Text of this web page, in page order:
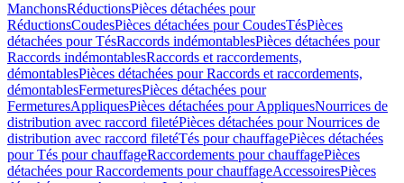
ManchonsRéductionsPièces détachées pour
RéductionsCoudesPièces détachées pour CoudesTésPièces
détachées pour TésRaccords indémontablesPièces détachées pour
Raccords indémontablesRaccords et raccordements,
démontablesPièces détachées pour Raccords et raccordements,
démontablesFermeturesPièces détachées pour
FermeturesAppliquesPièces détachées pour AppliquesNourrices de
distribution avec raccord filetéPièces détachées pour Nourrices de
distribution avec raccord filetéTés pour chauffagePièces détachées
pour Tés pour chauffageRaccordements pour chauffagePièces
détachées pour Raccordements pour chauffageAccessoiresPièces